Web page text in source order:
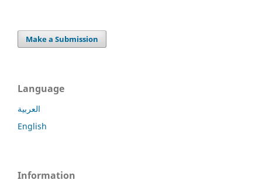
Make a Submission
Language
العربية
English
Information